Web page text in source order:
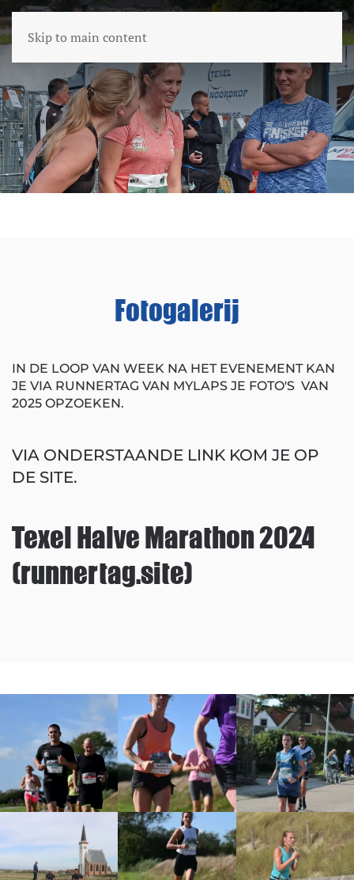
Skip to main content
Fotogalerij
IN DE LOOP VAN WEEK NA HET EVENEMENT KAN
JE VIA RUNNERTAG VAN MYLAPS JE FOTO'S VAN
2025 OPZOEKEN.
VIA ONDERSTAANDE LINK KOM JE OP
DE SITE.
Texel Halve Marathon 2024
(runnertag.site)